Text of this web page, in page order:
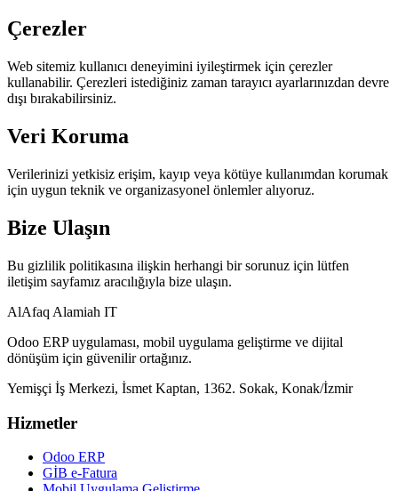
Çerezler
Web sitemiz kullanıcı deneyimini iyileştirmek için çerezler
kullanabilir. Çerezleri istediğiniz zaman tarayıcı ayarlarınızdan devre
dışı bırakabilirsiniz.
Veri Koruma
Verilerinizi yetkisiz erişim, kayıp veya kötüye kullanımdan korumak
için uygun teknik ve organizasyonel önlemler alıyoruz.
Bize Ulaşın
Bu gizlilik politikasına ilişkin herhangi bir sorunuz için lütfen
iletişim sayfamız aracılığıyla bize ulaşın.
AlAfaq Alamiah IT
Odoo ERP uygulaması, mobil uygulama geliştirme ve dijital
dönüşüm için güvenilir ortağınız.
Yemişçi İş Merkezi, İsmet Kaptan, 1362. Sokak, Konak/İzmir
Hizmetler
Odoo ERP
GİB e-Fatura